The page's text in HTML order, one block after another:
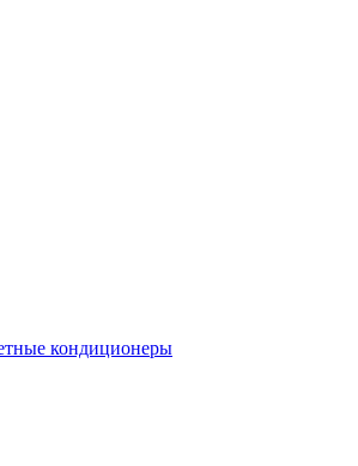
кондиционеры